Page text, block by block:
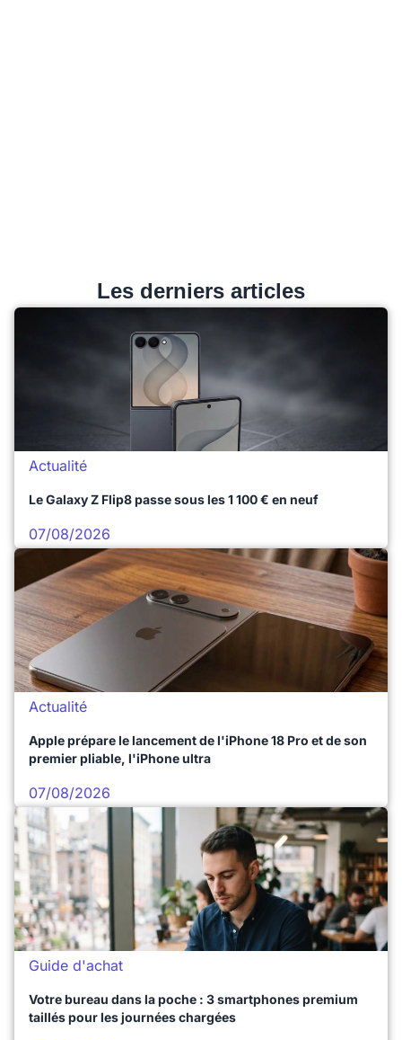
Les derniers articles
Actualité
Le Galaxy Z Flip8 passe sous les 1 100 € en neuf
07/08/2026
Actualité
Apple prépare le lancement de l'iPhone 18 Pro et de son
premier pliable, l'iPhone ultra
07/08/2026
Guide d'achat
Votre bureau dans la poche : 3 smartphones premium
taillés pour les journées chargées